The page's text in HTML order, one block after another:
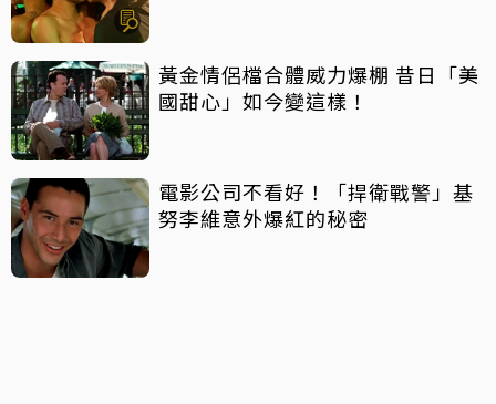
黃金情侶檔合體威力爆棚 昔日「美
國甜心」如今變這樣！
電影公司不看好！「捍衛戰警」基
努李維意外爆紅的秘密